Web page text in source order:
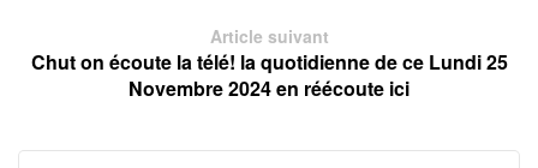
Article suivant
Chut on écoute la télé! la quotidienne de ce Lundi 25
Novembre 2024 en réécoute ici